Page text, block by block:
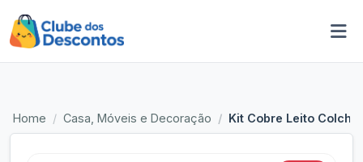
Home Casa, Móveis e Decoração Kit Cobre Leito